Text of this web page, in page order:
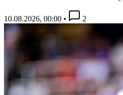
10.08.2026, 00:00 • 2